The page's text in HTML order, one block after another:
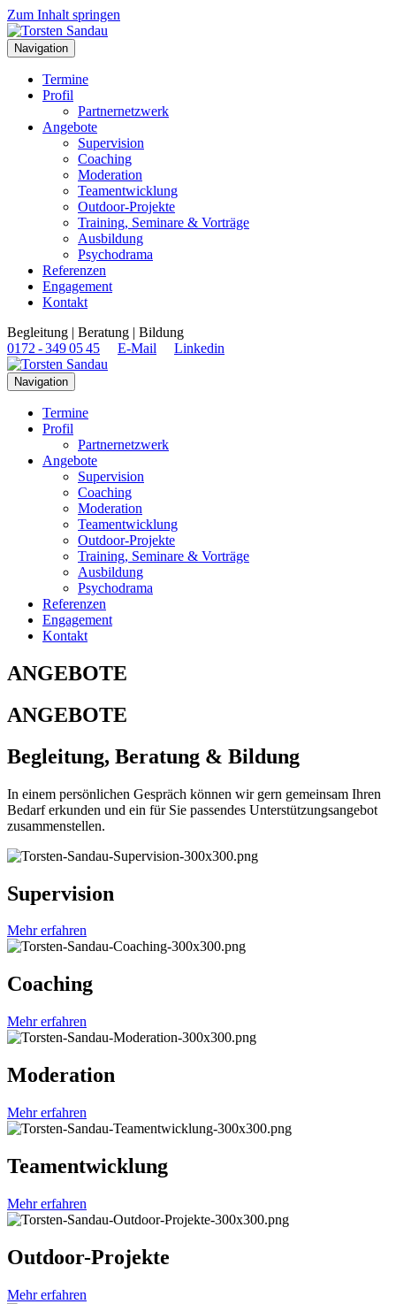
Zum Inhalt springen
Navigation
Termine
Profil
Partnernetzwerk
Angebote
Supervision
Coaching
Moderation
Teamentwicklung
Outdoor-Projekte
Training, Seminare & Vorträge
Ausbildung
Psychodrama
Referenzen
Engagement
Kontakt
Begleitung | Beratung | Bildung
0172 - 349 05 45
E-Mail Linkedin
Navigation
Termine
Profil
Partnernetzwerk
Angebote
Supervision
Coaching
Moderation
Teamentwicklung
Outdoor-Projekte
Training, Seminare & Vorträge
Ausbildung
Psychodrama
Referenzen
Engagement
Kontakt
ANGEBOTE
ANGEBOTE
Begleitung, Beratung & Bildung
In einem persönlichen Gespräch können wir gern gemeinsam Ihren
Bedarf erkunden und ein für Sie passendes Unterstützungsangebot
zusammenstellen.
Supervision
Mehr erfahren
Coaching
Mehr erfahren
Moderation
Mehr erfahren
Teamentwicklung
Mehr erfahren
Outdoor-Projekte
Mehr erfahren